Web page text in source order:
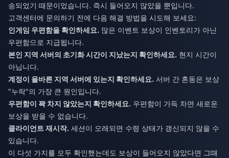
송되었기 때문이었습니다. 즉시 들어오지 않았을 뿐입니다.
고객센터에 문의하기 전에 다음 해결 방법을 시도해 보세요:
인게임 우편함을 확인하세요. 많은 이벤트 보상이 인벤토리가 아닌
우편함으로 지급됩니다.
본인 지역 서버의 초기화 시간이 지났는지 확인하세요. 현지 시간이
아닙니다.
계정이 올바른 지역 서버에 있는지 확인하세요. 서버 간 혼동은 보상
"누락"의 가장 큰 원인입니다.
우편함이 꽉 차지 않았는지 확인하세요. 우편함이 가득 차면 새로운
보상을 받을 수 없습니다.
클라이언트 재시작. 세션이 오래되면 수령 상태가 갱신되지 않을 수
있습니다.
이 다섯 가지를 모두 확인했는데도 보상이 들어오지 않았다면 그때